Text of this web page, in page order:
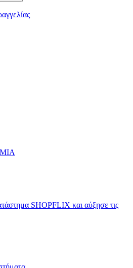
SHOPFLIX και αύξησε τις